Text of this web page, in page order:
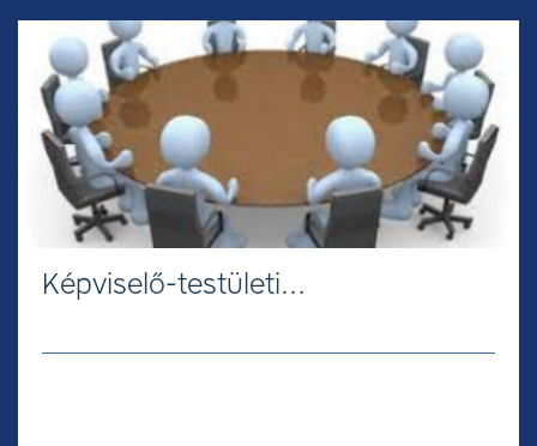
Képviselő-testületi…